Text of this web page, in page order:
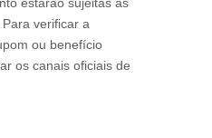
verificar a
ou benefício
os canais oficiais de